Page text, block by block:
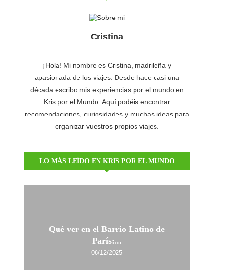
Cristina
¡Hola! Mi nombre es Cristina, madrileña y
apasionada de los viajes. Desde hace casi una
década escribo mis experiencias por el mundo en
Kris por el Mundo. Aquí podéis encontrar
recomendaciones, curiosidades y muchas ideas para
organizar vuestros propios viajes.
LO MÁS LEÍDO EN KRIS POR EL MUNDO
Qué ver en el Barrio Latino de
París:...
08/12/2025